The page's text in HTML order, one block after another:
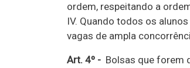
ordem, respeitando a
IV. Quando todos os
vagas de ampla
Art. 4º - Bolsas que forem